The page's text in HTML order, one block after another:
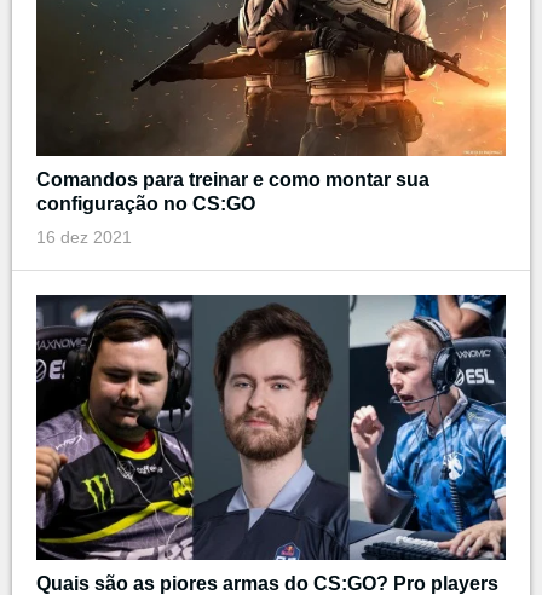
Comandos para treinar e como montar sua
configuração no CS:GO
16 dez 2021
Quais são as piores armas do CS:GO? Pro players